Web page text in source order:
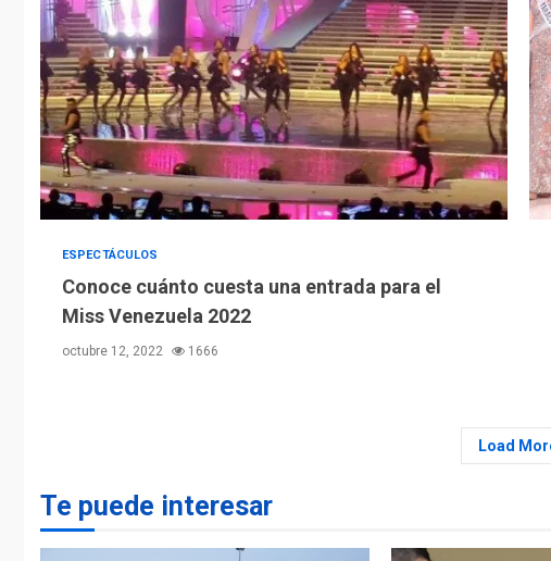
ESPECTÁCULOS
Conoce cuánto cuesta una entrada para el
Miss Venezuela 2022
octubre 12, 2022 1666
Load
Te puede interesar